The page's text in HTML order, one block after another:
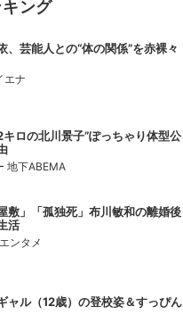
ング
、芸能人との“体の関係”を赤裸々
エナ
キロの北川景子”ぽっちゃり体型公
地下ABEMA
敷」「孤独死」布川敏和の離婚後
活
ンタメ
ャル（12歳）の登校姿＆すっぴん